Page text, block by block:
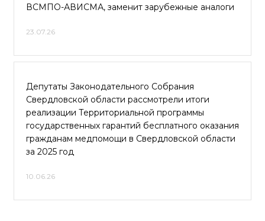
ВСМПО-АВИСМА, заменит зарубежные аналоги
23.07.26
Депутаты Законодательного Собрания
Свердловской области рассмотрели итоги
реализации Территориальной программы
государственных гарантий бесплатного оказания
гражданам медпомощи в Свердловской области
за 2025 год
10.06.26